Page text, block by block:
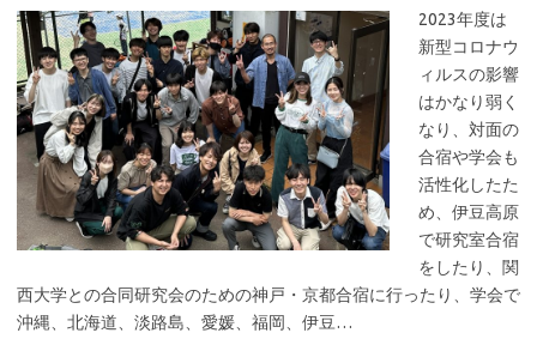
2023年度は
新型コロナウ
ィルスの影響
はかなり弱く
なり、対面の
合宿や学会も
活性化したた
め、伊豆高原
で研究室合宿
をしたり、関
西大学との合同研究会のための神戸・京都合宿に行ったり、学会で
沖縄、北海道、淡路島、愛媛、福岡、伊豆…